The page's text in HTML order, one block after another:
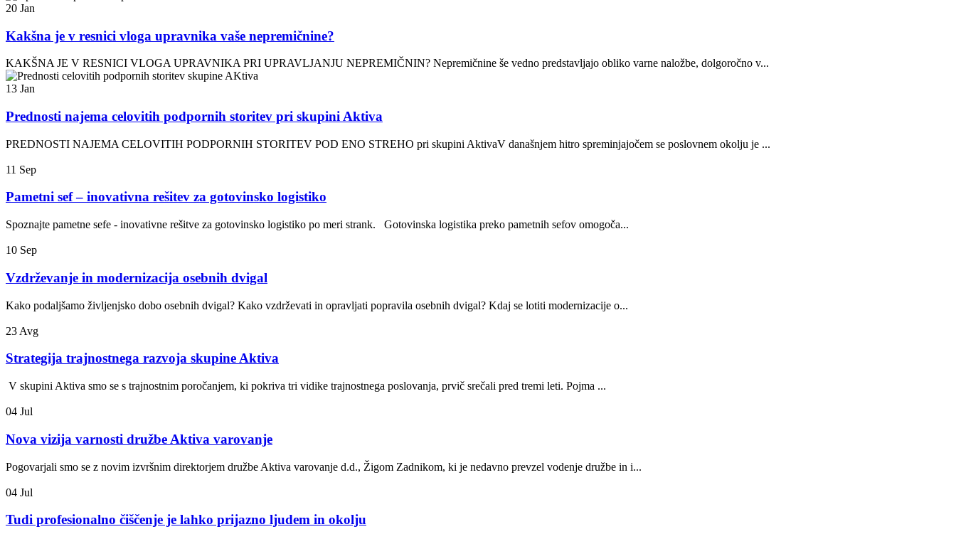
20 Jan
Kakšna je v resnici vloga upravnika vaše nepremičnine?
KAKŠNA JE V RESNICI VLOGA UPRAVNIKA PRI UPRAVLJANJU NEPREMIČNIN? Nepremičnine še vedno predstavljajo obliko varne naložbe, dolgoročno v...
13 Jan
Prednosti najema celovitih podpornih storitev pri skupini Aktiva
PREDNOSTI NAJEMA CELOVITIH PODPORNIH STORITEV POD ENO STREHO pri skupini AktivaV današnjem hitro spreminjajočem se poslovnem okolju je ...
11 Sep
Pametni sef – inovativna rešitev za gotovinsko logistiko
Spoznajte pametne sefe - inovativne rešitve za gotovinsko logistiko po meri strank. Gotovinska logistika preko pametnih sefov omogoča...
10 Sep
Vzdrževanje in modernizacija osebnih dvigal
Kako podaljšamo življenjsko dobo osebnih dvigal? Kako vzdrževati in opravljati popravila osebnih dvigal? Kdaj se lotiti modernizacije o...
23 Avg
Strategija trajnostnega razvoja skupine Aktiva
V skupini Aktiva smo se s trajnostnim poročanjem, ki pokriva tri vidike trajnostnega poslovanja, prvič srečali pred tremi leti. Pojma ...
04 Jul
Nova vizija varnosti družbe Aktiva varovanje
Pogovarjali smo se z novim izvršnim direktorjem družbe Aktiva varovanje d.d., Žigom Zadnikom, ki je nedavno prevzel vodenje družbe in i...
04 Jul
Tudi profesionalno čiščenje je lahko prijazno ljudem in okolju